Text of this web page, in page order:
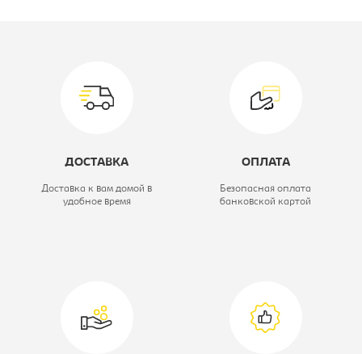
подростковая
Цветовое решение: черный
1240
ДОСТАВКА
Доставка к вам домой в
удобное время
ОПЛАТА
Безопасная оплата
банковской картой